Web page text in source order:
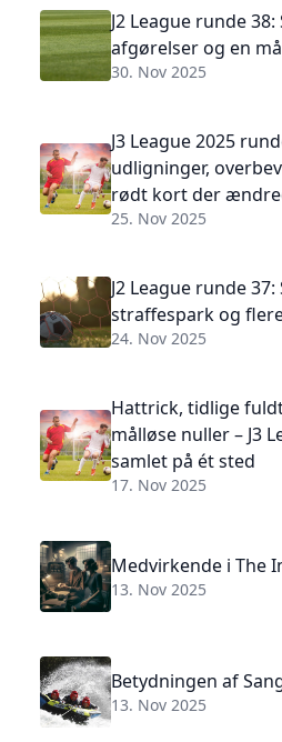
J2 League runde
afgørelser og en
30. Nov 2025
J3 League 2025
udligninger,
rødt kort der
25. Nov 2025
J2 League runde
straffespark og
24. Nov 2025
Hattrick, tidlige
målløse nuller – J3
samlet på ét sted
17. Nov 2025
Medvirkende i The
13. Nov 2025
Betydningen af
13. Nov 2025